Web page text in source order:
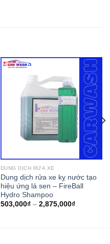
DUNG DỊCH RỬA XE
Dung dịch rửa xe kỵ nước tạo
hiệu ứng lá sen – FireBall
Hydro Shampoo
503,000₫– 2,875,000₫